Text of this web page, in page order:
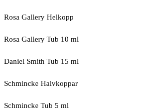
Rosa Gallery Helkopp
Rosa Gallery Tub 10 ml
Daniel Smith Tub 15 ml
Schmincke Halvkoppar
Schmincke Tub 5 ml